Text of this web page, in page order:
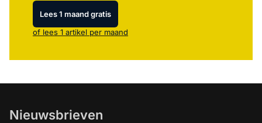
Lees 1 maand gratis
of lees 1 artikel per maand
Nieuwsbrieven